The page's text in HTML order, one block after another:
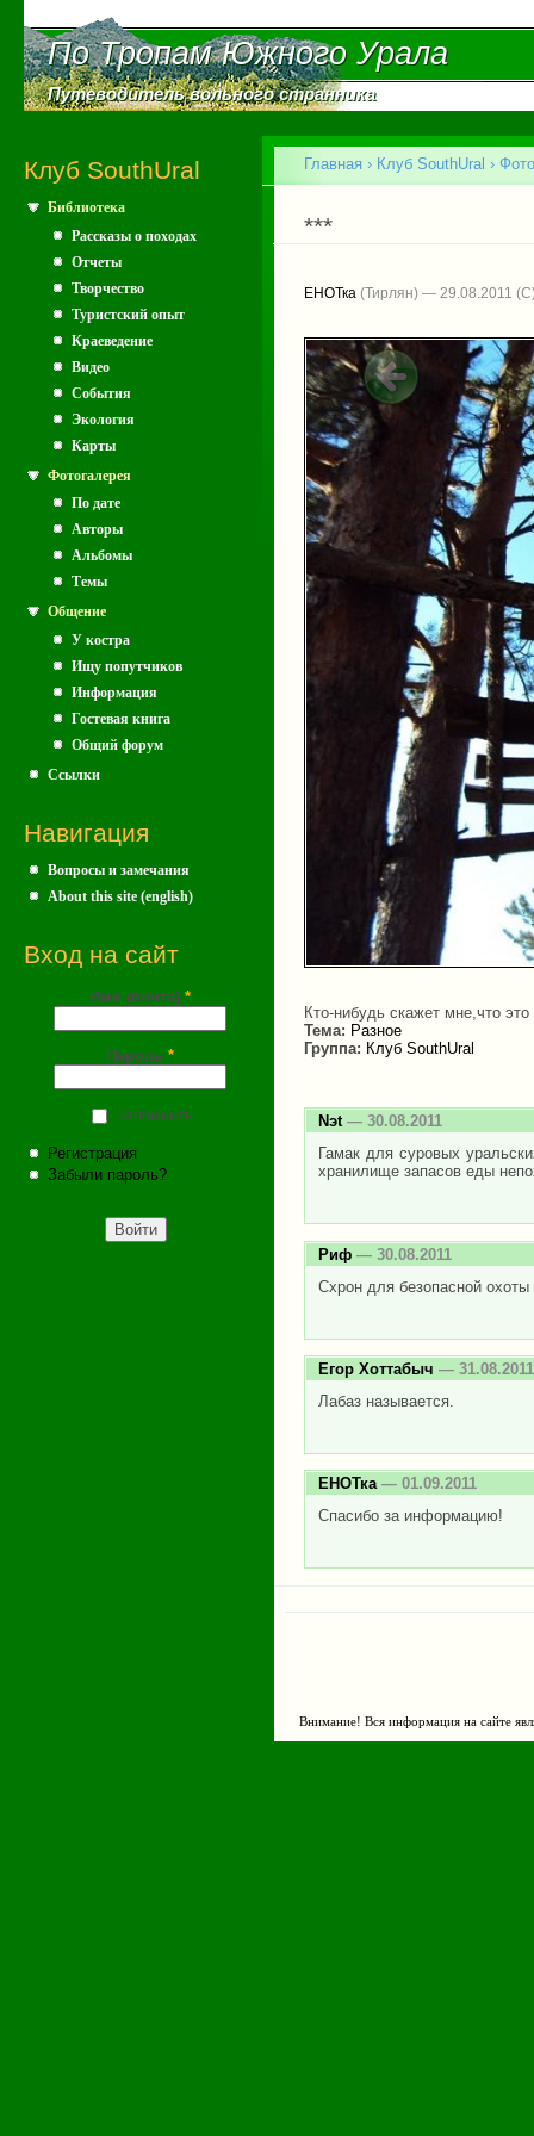
По Тропам Южного Урала
По Тропам Южного Урала
Путеводитель вольного странника
Путеводитель вольного странника
Клуб SouthUral
Библиотека
Рассказы о походах
Отчеты
Творчество
Туристский опыт
Краеведение
Видео
События
Экология
Карты
Фотогалерея
По дате
Авторы
Альбомы
Темы
Общение
У костра
Ищу попутчиков
Информация
Гостевая книга
Общий форум
Ссылки
Навигация
Вопросы и замечания
About this site (english)
Вход на сайт
Имя (почта) *
Пароль *
Запомнить
Регистрация
Забыли пароль?
Вы здесь
Главная › Клуб SouthUral ›
***
ЕНОТка (Тирлян) — 29.08.2011
Кто-нибудь скажет мне,что
Тема: Разное
Группа: Клуб SouthUral
Nэt— 30.08.2011
Гамак для суровых
хранилище запасов еды
Риф — 30.08.2011
Схрон для безопасной
Егор Хоттабыч — 31.08.2011
Лабаз называется.
ЕНОТка— 01.09.2011
Спасибо за информацию!
Внимание! Вся информация на сайте